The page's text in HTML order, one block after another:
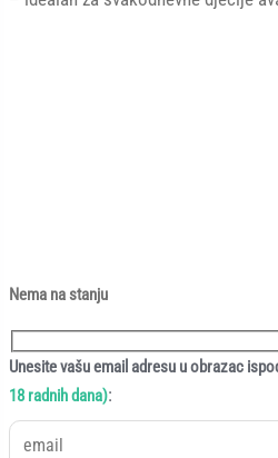
Nema na stanju
Unesite vašu email adresu u obrazac
18 radnih dana):